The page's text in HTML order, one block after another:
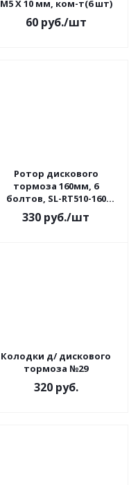
M5 X 10 мм, ком-т(6 шт)
60руб./шт
Ротор дискового
тормоза 160мм, 6
болтов, SL-RT510-160
завод Shunfeng
330 руб./шт
Колодки д/ дискового
тормоза №29
320руб.